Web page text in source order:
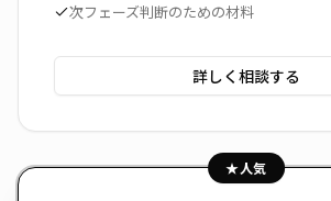
次フェーズ判断のための材料
詳しく相談する
★人気